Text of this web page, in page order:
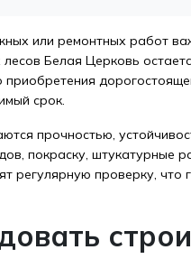
или ремонтных работ
Белая Церковь
приобретения
срок.
прочностью,
покраску, штукатурные
регулярную проверку, что